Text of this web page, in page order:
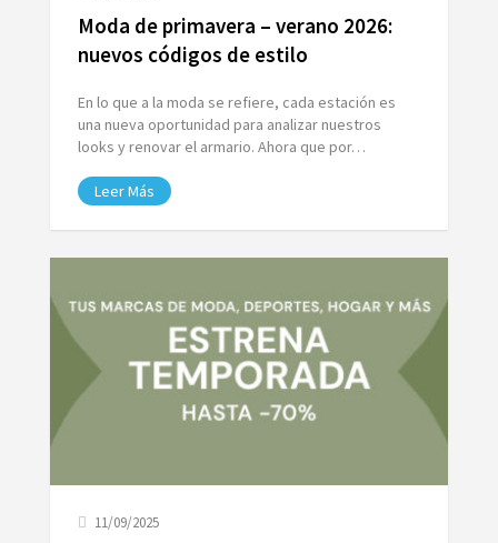
Moda de primavera – verano 2026:
nuevos códigos de estilo
En lo que a la moda se refiere, cada estación es
una nueva oportunidad para analizar nuestros
looks y renovar el armario. Ahora que por…
Leer Más
11/09/2025